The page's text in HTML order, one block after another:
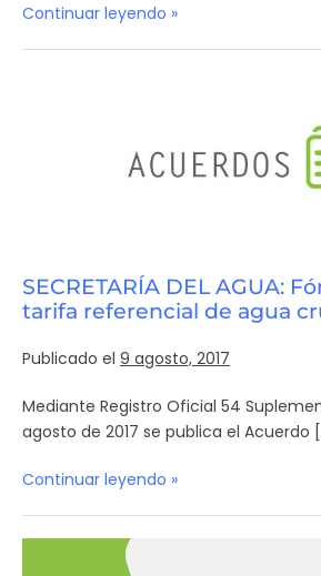
Continuar leyendo »
SECRETARÍA DEL AGUA:
tarifa referencial de agua
Publicado el 9 agosto, 2017
Mediante Registro Oficial 54
agosto de 2017 se publica el Acuerdo
Continuar leyendo »